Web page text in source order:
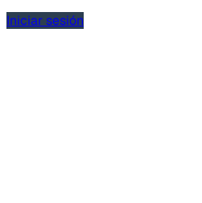
Iniciar sesión